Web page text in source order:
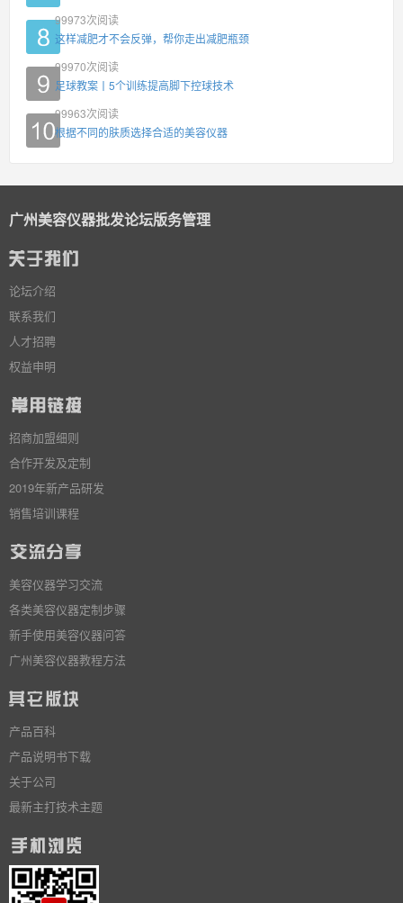
99973次阅读
这样减肥才不会反弹，帮你走出减肥瓶颈
99970次阅读
足球教案丨5个训练提高脚下控球技术
99963次阅读
根据不同的肤质选择合适的美容仪器
广州美容仪器批发论坛版务管理
论坛介绍
联系我们
人才招聘
权益申明
招商加盟细则
合作开发及定制
2019年新产品研发
销售培训课程
美容仪器学习交流
各类美容仪器定制步骤
新手使用美容仪器问答
广州美容仪器教程方法
产品百科
产品说明书下载
关于公司
最新主打技术主题